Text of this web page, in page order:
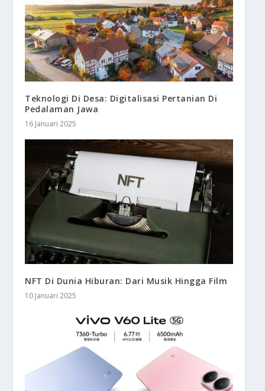
Teknologi Di Desa: Digitalisasi Pertanian Di
Pedalaman Jawa
16 Januari 2025
NFT Di Dunia Hiburan: Dari Musik Hingga Film
10 Januari 2025